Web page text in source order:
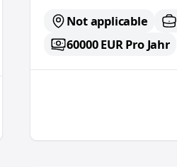
Not applicable
60000 EUR Pro Jahr